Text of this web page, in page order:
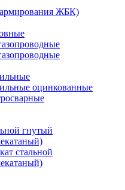
армирования ЖБК)
оцинкованные
гнутый
стальной